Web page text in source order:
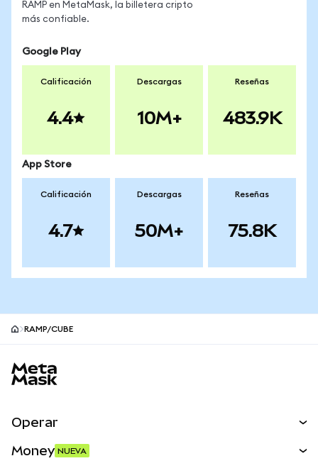
RAMP en MetaMask, la billetera cripto
más confiable.
Google Play
Calificación
4.4
Descargas
10M+
Reseñas
483.9K
App Store
Calificación
4.7
Descargas
50M+
Reseñas
75.8K
RAMP/CUBE
Operar
Money NUEVA